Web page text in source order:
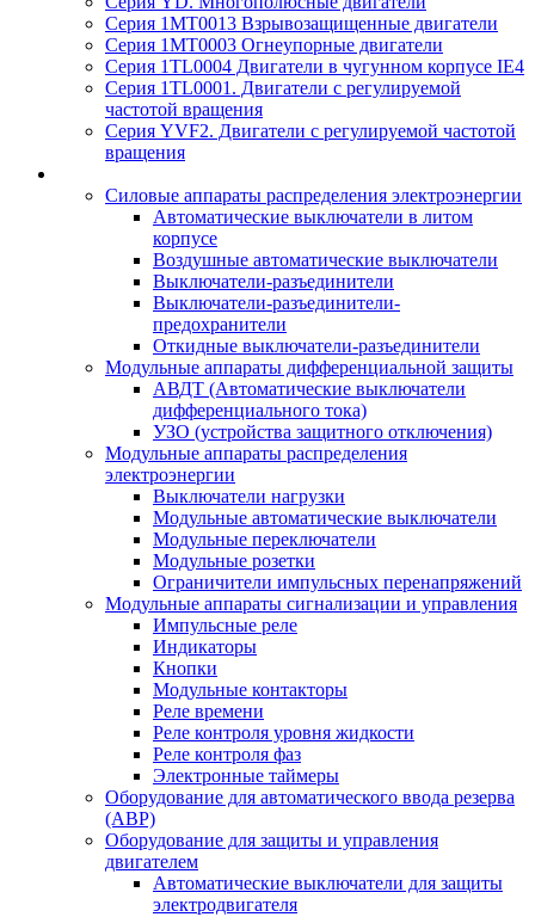
Серия 1MT0013 Взрывозащищенные двигатели
Серия 1MT0003 Огнеупорные двигатели
Серия 1TL0004 Двигатели в чугунном корпусе IE4
Серия 1TL0001. Двигатели с регулируемой
частотой вращения
Серия YVF2. Двигатели с регулируемой частотой
вращения
Силовые аппараты распределения электроэнергии
Автоматические выключатели в литом
корпусе
Воздушные автоматические выключатели
Выключатели-разъединители
Выключатели-разъединители-
предохранители
Откидные выключатели-разъединители
Модульные аппараты дифференциальной защиты
АВДТ (Автоматические выключатели
дифференциального тока)
УЗО (устройства защитного отключения)
Модульные аппараты распределения
электроэнергии
Выключатели нагрузки
Модульные автоматические выключатели
Модульные переключатели
Модульные розетки
Ограничители импульсных перенапряжений
Модульные аппараты сигнализации и управления
Импульсные реле
Индикаторы
Кнопки
Модульные контакторы
Реле времени
Реле контроля уровня жидкости
Реле контроля фаз
Электронные таймеры
Оборудование для автоматического ввода резерва
(АВР)
Оборудование для защиты и управления
двигателем
Автоматические выключатели для защиты
электродвигателя